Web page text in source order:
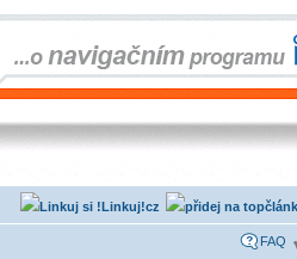
Linkuj!cz
FAQ